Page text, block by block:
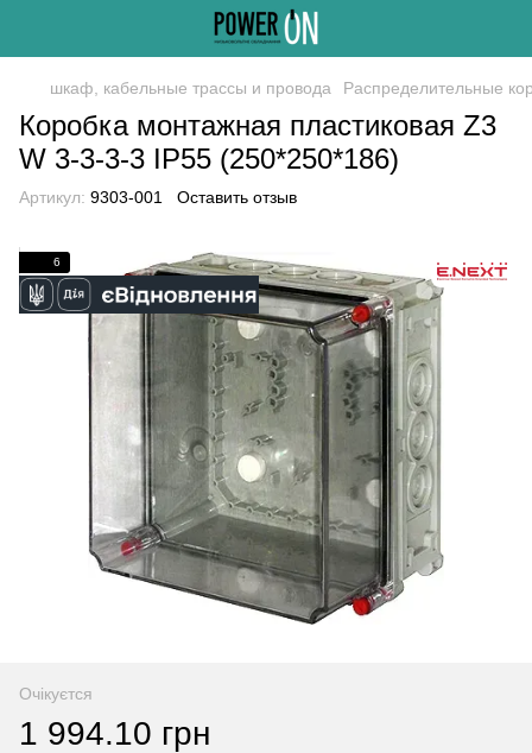
шкаф, кабельные трассы и провода Распределительные
Коробка монтажная пластиковая Z3
W 3-3-3-3 IP55 (250*250*186)
Артикул: 9303-001 Оставить отзыв
6
Очікуєтся
1 994.10 грн